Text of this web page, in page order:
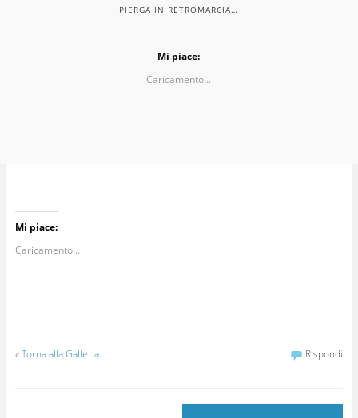
PIERGA IN RETROMARCIA…
Mi piace:
Caricamento...
Mi piace:
Caricamento...
«Torna alla Galleria Rispondi